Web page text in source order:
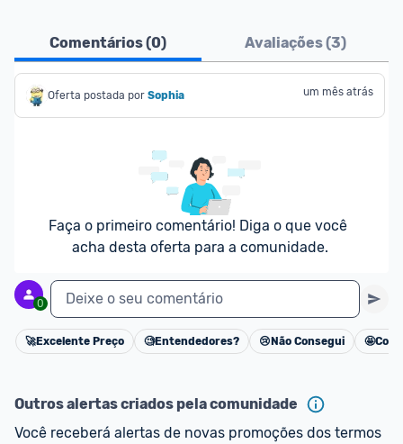
Comentários (0) Avaliações (3)
Oferta postada por Sophia um mês atrás
Faça o primeiro comentário! Diga o que você
acha desta oferta para a comunidade.
0 Deixe o seu comentário
Cancelar
🚀Excelente Preço 🧐Entendedores? 😢 Não Consegui 🤩
Outros alertas criados pela comunidade
Você receberá alertas de novas promoções dos termos